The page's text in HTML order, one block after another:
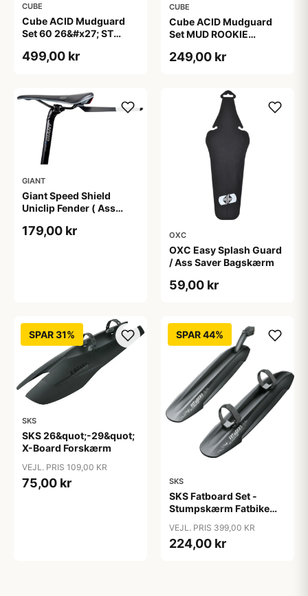
CUBE
Cube ACID Mudguard
Set 60 26&#x27; ST
499,00 kr
CUBE
Cube ACID Mudguard
Set MUD ROOKIE
249,00 kr
GIANT
Giant Speed Shield
Uniclip Fender ( Ass
179,00 kr OXC
OXC Easy Splash Guard
/ Ass Saver Bagskærm
59,00 kr
SPAR 31%
SKS
SKS 26&quot;-29&quot;
X-Board Forskærm
VEJL. PRIS 109,00 KR
75,00 kr
SPAR 44%
SKS
SKS Fatboard Set -
Stumpskærm Fatbike
VEJL. PRIS 399,00 KR
224,00 kr